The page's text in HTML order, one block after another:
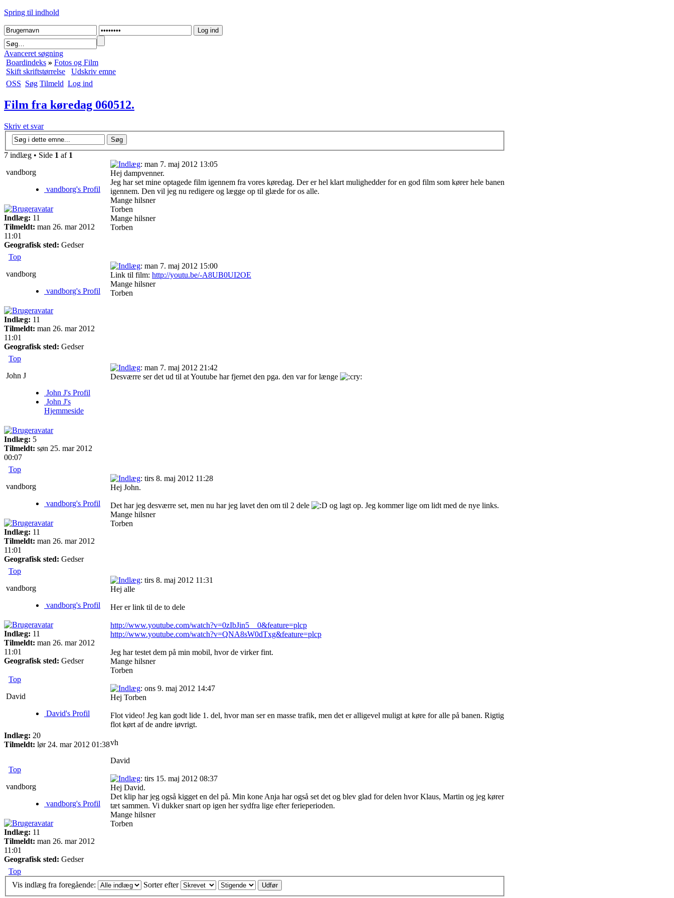
Spring til indhold
Avanceret søgning
Boardindeks » Fotos og Film
Skift skriftstørrelse
Udskriv emne
OSS Søg Tilmeld Log ind
Film fra køredag 060512.
Skriv et svar
7 indlæg • Side 1 af 1
vandborg
vandborg's Profil
Indlæg: 11
Tilmeldt: man 26. mar 2012
11:01
Geografisk sted: Gedser
: man 7. maj 2012 13:05
Hej dampvenner.
Jeg har set mine optagede film igennem fra vores køredag. Der er hel klart mulighedder for en god film som kører hele banen
igennem. Den vil jeg nu redigere og lægge op til glæde for os alle.
Mange hilsner
Torben
Mange hilsner
Torben
Top
vandborg
vandborg's Profil
Indlæg: 11
Tilmeldt: man 26. mar 2012
11:01
Geografisk sted: Gedser
: man 7. maj 2012 15:00
Link til film: http://youtu.be/-A8UB0UI2OE
Mange hilsner
Torben
Top
John J
John J's Profil
John J's
Hjemmeside
Indlæg: 5
Tilmeldt: søn 25. mar 2012
00:07
: man 7. maj 2012 21:42
Desværre ser det ud til at Youtube har fjernet den pga. den var for længe
Top
vandborg
vandborg's Profil
Indlæg: 11
Tilmeldt: man 26. mar 2012
11:01
Geografisk sted: Gedser
: tirs 8. maj 2012 11:28
Hej John.
Det har jeg desværre set, men nu har jeg lavet den om til 2 dele
og lagt op. Jeg kommer lige om lidt med de nye links.
Mange hilsner
Torben
Top
vandborg
vandborg's Profil
Indlæg: 11
Tilmeldt: man 26. mar 2012
11:01
Geografisk sted: Gedser
: tirs 8. maj 2012 11:31
Hej alle
Her er link til de to dele
http://www.youtube.com/watch?v=0zIbJin5__0&feature=plcp
http://www.youtube.com/watch?v=QNA8sW0dTxg&feature=plcp
Jeg har testet dem på min mobil, hvor de virker fint.
Mange hilsner
Torben
Top
David
David's Profil
Indlæg: 20
Tilmeldt: lør 24. mar 2012 01:38
: ons 9. maj 2012 14:47
Hej Torben
Flot video! Jeg kan godt lide 1. del, hvor man ser en masse trafik, men det er alligevel muligt at køre for alle på banen. Rigtig
flot kørt af de andre iøvrigt.
vh
David
Top
vandborg
vandborg's Profil
Indlæg: 11
Tilmeldt: man 26. mar 2012
11:01
Geografisk sted: Gedser
: tirs 15. maj 2012 08:37
Hej David.
Det klip har jeg også kigget en del på. Min kone Anja har også set det og blev glad for delen hvor Klaus, Martin og jeg kører
tæt sammen. Vi dukker snart op igen her sydfra lige efter ferieperioden.
Mange hilsner
Torben
Top
Vis indlæg fra foregående:
Sorter efter